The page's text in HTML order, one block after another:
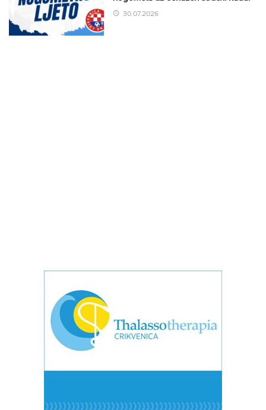
30.07.2026